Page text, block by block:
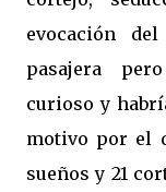
evocación
pasajera
curioso y
motivo por el
sueños y 21